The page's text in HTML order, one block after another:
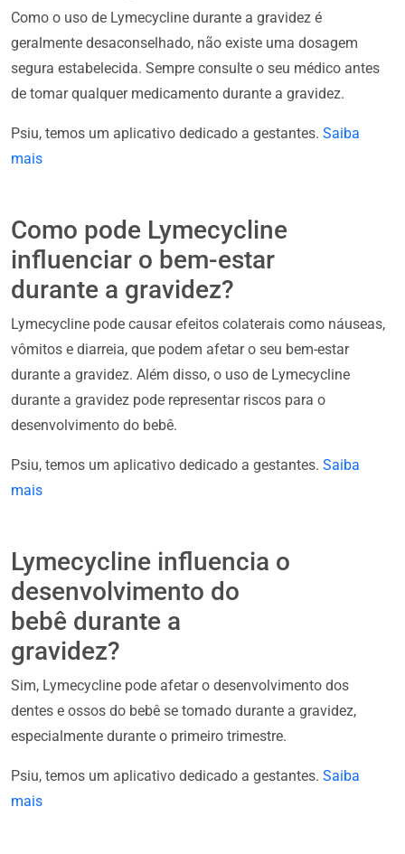
Como o uso de Lymecycline durante a gravidez é
geralmente desaconselhado, não existe uma dosagem
segura estabelecida. Sempre consulte o seu médico antes
de tomar qualquer medicamento durante a gravidez.
Psiu, temos um aplicativo dedicado a gestantes. Saiba
mais
Como pode Lymecycline
influenciar o bem-estar
durante a gravidez?
Lymecycline pode causar efeitos colaterais como náuseas,
vômitos e diarreia, que podem afetar o seu bem-estar
durante a gravidez. Além disso, o uso de Lymecycline
durante a gravidez pode representar riscos para o
desenvolvimento do bebê.
Psiu, temos um aplicativo dedicado a gestantes. Saiba
mais
Lymecycline influencia o
desenvolvimento do
bebê durante a
gravidez?
Sim, Lymecycline pode afetar o desenvolvimento dos
dentes e ossos do bebê se tomado durante a gravidez,
especialmente durante o primeiro trimestre.
Psiu, temos um aplicativo dedicado a gestantes. Saiba
mais